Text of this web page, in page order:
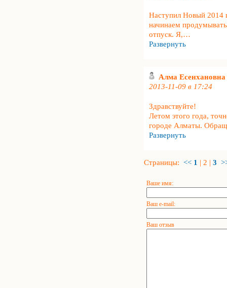
Наступил Новый 2014
начинаем
отпуск. Я,…
Развернуть
Алма
2013-11-09 в 17:24
Здравствуйте!
Летом этого года,
городе Алматы.
Развернуть
Страницы: << 1 | 2 | 3
Ваше имя:
Ваш e-mail:
Ваш отзыв